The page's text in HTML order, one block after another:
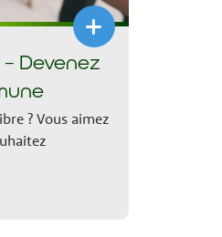
+
Devenez
? Vous aimez